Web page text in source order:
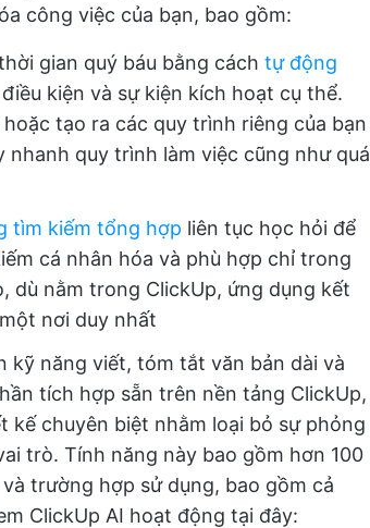
công việc của bạn, bao gồm:
gian quý báu bằng cách tự động
kiện và sự kiện kích hoạt cụ thể.
tạo ra các quy trình riêng của bạn
quy trình làm việc cũng như quá
tìm kiếm tổng hợp liên tục học hỏi để
cá nhân hóa và phù hợp chỉ trong
dù nằm trong ClickUp, ứng dụng kết
nơi duy nhất
kỹ năng viết, tóm tắt văn bản dài và
tích hợp sẵn trên nền tảng ClickUp,
kế chuyên biệt nhằm loại bỏ sự phỏng
trò. Tính năng này bao gồm hơn 100
trường hợp sử dụng, bao gồm cả
ClickUp AI hoạt động tại đây: